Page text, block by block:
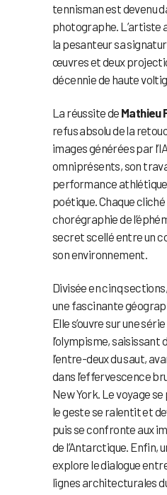
tennisman est devenu
photographe. L’artiste
la pesanteur sa
œuvres et deux
décennie de haute
La réussite de Mathieu
refus absolu de la
images générées par
omniprésents, son
performance
poétique. Chaque
chorégraphie de
secret scellé entre un
son environnement.
Divisée en cinq
une fascinante
Elle s’ouvre sur une
l’olympisme, saisissant
l’entre-deux du saut,
dans l’effervescence
New York. Le voyage
le geste se ralentit et
puis se confronte aux
de l’Antarctique. Enfin,
explore le dialogue
lignes architecturales